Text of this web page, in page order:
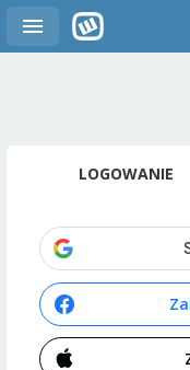
LOGOWANIE